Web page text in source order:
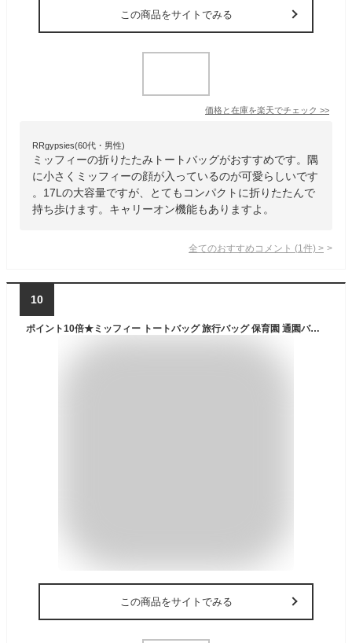
この商品をサイトでみる
価格と在庫を楽天でチェック >>
RRgypsies(60代・男性)
ミッフィーの折りたたみトートバッグがおすすめです。隅
に小さくミッフィーの顔が入っているのが可愛らしいです
。17Lの大容量ですが、とてもコンパクトに折りたたんで
持ち歩けます。キャリーオン機能もありますよ。
全てのおすすめコメント (1 件) >
10
ポイント10倍★ミッフィー トートバッグ 旅行バッグ 保育園 通園バッグ折りたたみトート ハピタス キャリーオンバッグ
この商品をサイトでみる